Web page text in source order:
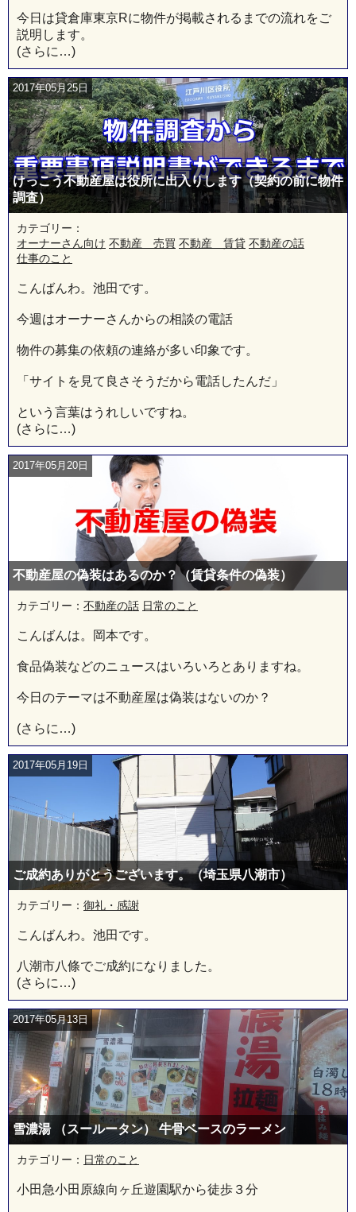
今日は貸倉庫東京Rに物件が掲載されるまでの流れをご
説明します。
(さらに…)
2017年05月25日
けっこう不動産屋は役所に出入りします（契約の前に物件
調査）
カテゴリー：
オーナーさん向け 不動産 売買 不動産 賃貸 不動産の話
仕事のこと
こんばんわ。池田です。
今週はオーナーさんからの相談の電話
物件の募集の依頼の連絡が多い印象です。
「サイトを見て良さそうだから電話したんだ」
という言葉はうれしいですね。
(さらに…)
2017年05月20日
不動産屋の偽装はあるのか？（賃貸条件の偽装）
カテゴリー： 不動産の話 日常のこと
こんばんは。岡本です。
食品偽装などのニュースはいろいろとありますね。
今日のテーマは不動産屋は偽装はないのか？
(さらに…)
2017年05月19日
ご成約ありがとうございます。（埼玉県八潮市）
カテゴリー： 御礼・感謝
こんばんわ。池田です。
八潮市八條でご成約になりました。
(さらに…)
2017年05月13日
雪濃湯 （スールータン） 牛骨ベースのラーメン
カテゴリー： 日常のこと
小田急小田原線向ヶ丘遊園駅から徒歩３分